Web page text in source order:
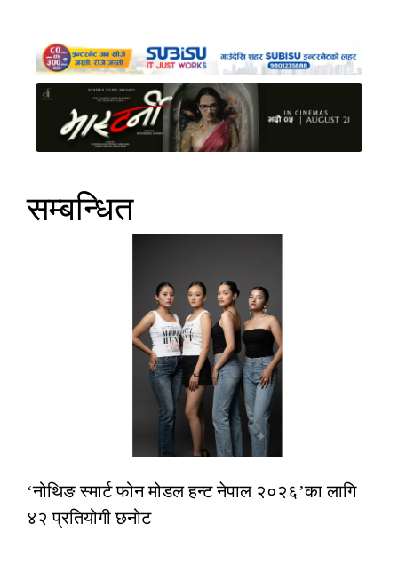
सम्बन्धित
‘नोथिङ स्मार्ट फोन मोडल हन्ट नेपाल २०२६’का लागि
४२ प्रतियोगी छनोट